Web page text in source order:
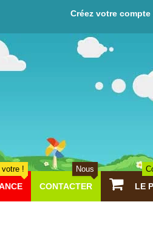
Créez votre
votre !
CONTACTER
Nous
LE